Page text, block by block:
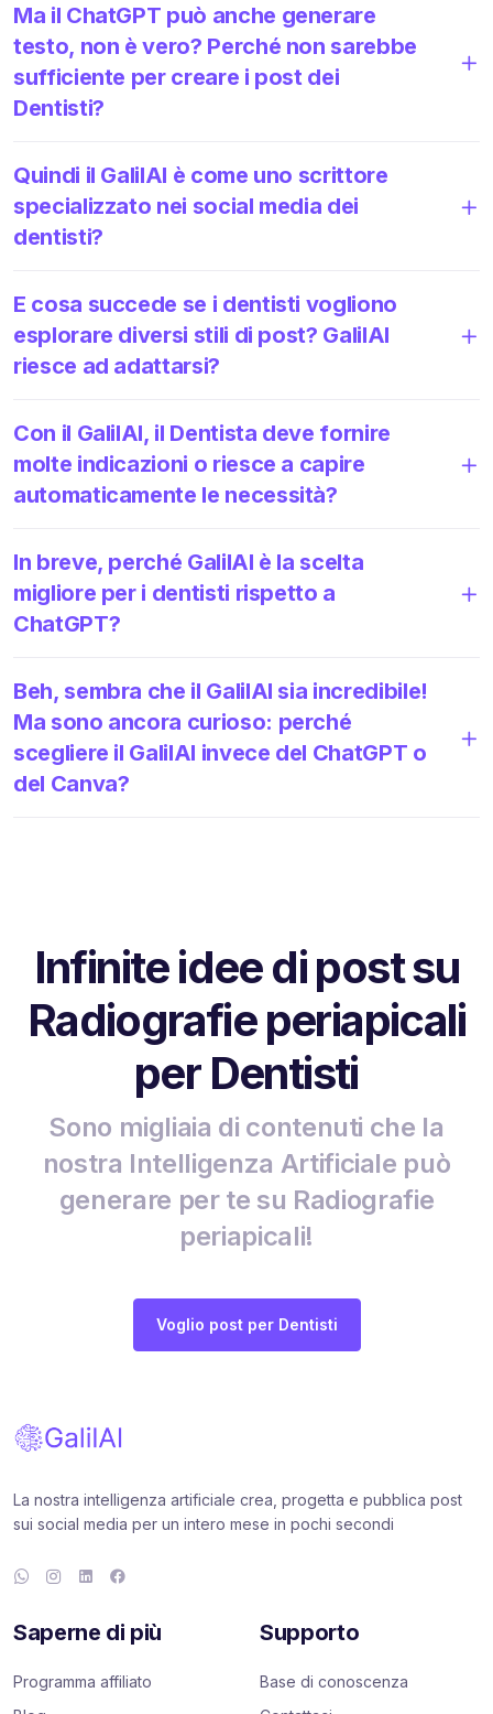
Ma il ChatGPT può anche generare
testo, non è vero? Perché non sarebbe
sufficiente per creare i post dei
Dentisti?
Quindi il GalilAI è come uno scrittore
specializzato nei social media dei
dentisti?
E cosa succede se i dentisti vogliono
esplorare diversi stili di post? GalilAI
riesce ad adattarsi?
Con il GalilAI, il Dentista deve fornire
molte indicazioni o riesce a capire
automaticamente le necessità?
In breve, perché GalilAI è la scelta
migliore per i dentisti rispetto a
ChatGPT?
Beh, sembra che il GalilAI sia incredibile!
Ma sono ancora curioso: perché
scegliere il GalilAI invece del ChatGPT o
del Canva?
Infinite idee di post su
Radiografie periapicali
per Dentisti
Sono migliaia di contenuti che la
nostra Intelligenza Artificiale può
generare per te su Radiografie
periapicali!
Voglio post per Dentisti
La nostra intelligenza artificiale crea, progetta e pubblica post
sui social media per un intero mese in pochi secondi
Saperne di più
Programma affiliato
Supporto
Base di conoscenza